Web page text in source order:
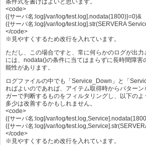
条件式を書けばよいと思います。
<code>
({サーバ名:log[/var/log/test.log].nodata(1800)}=0)&
({サーバ名:log[/var/log/test.log].str(SERVERA
</code>
※見やすくするため改行を入れています。
ただし、この場合ですと、常に何らかのログが出力
には、nodata()の条件に当てはまらずに長時間障害
能性があります。
ログファイルの中でも「Service_Down」と「
ればよいのであれば、アイテム取得時からパターン
ガーで判断するものをフィルタリングし、以下の
多少は改善するかもしれません。
<code>
({サーバ名:log[/var/log/
({サーバ名:log[/var/log/
</code>
※見やすくするため改行を入れています。